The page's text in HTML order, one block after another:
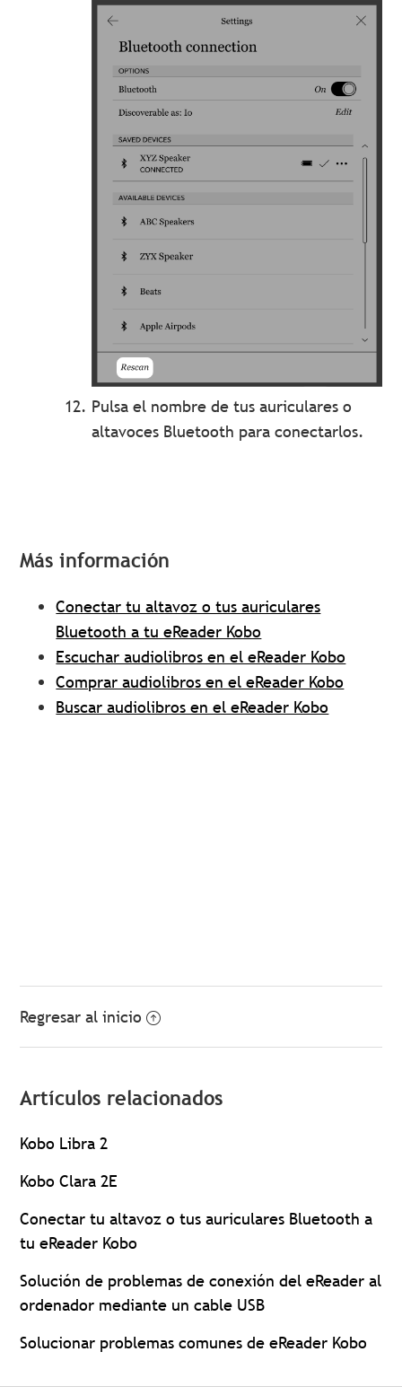
Pulsa el nombre de tus auriculares o
altavoces Bluetooth para conectarlos.
Más información
Conectar tu altavoz o tus auriculares
Bluetooth a tu eReader Kobo
Escuchar audiolibros en el eReader Kobo
Comprar audiolibros en el eReader Kobo
Buscar audiolibros en el eReader Kobo
Regresar al inicio
Artículos relacionados
Kobo Libra 2
Kobo Clara 2E
Conectar tu altavoz o tus auriculares Bluetooth a
tu eReader Kobo
Solución de problemas de conexión del eReader al
ordenador mediante un cable USB
Solucionar problemas comunes de eReader Kobo